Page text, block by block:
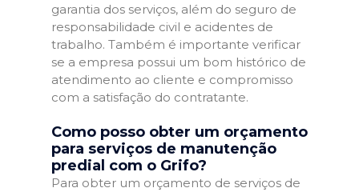
garantia dos serviços, além do seguro de
responsabilidade civil e acidentes de
trabalho. Também é importante verificar
se a empresa possui um bom histórico de
atendimento ao cliente e compromisso
com a satisfação do contratante.
Como posso obter um orçamento
para serviços de manutenção
predial com o Grifo?
Para obter um orçamento de serviços de